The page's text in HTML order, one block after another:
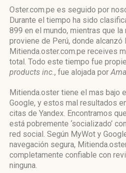
Oster.com.pe es seguido por
Durante el tiempo ha sido
899 en el mundo, mientras que
proviene de Perú, donde
Mitienda.oster.com.pe receives
total. Todo este tiempo fue
products inc., fue alojada por
Mitienda.oster tiene el mas bajo
Google, y estos mal resultados
citas de Yandex. Encontramos
está pobremente ‘socializado’
red social. Según MyWot y
navegación segura,
completamente confiable con
ninguna.